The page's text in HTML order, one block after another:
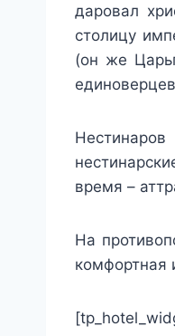
даровал
столицу
(он же
время –
На
комфортная